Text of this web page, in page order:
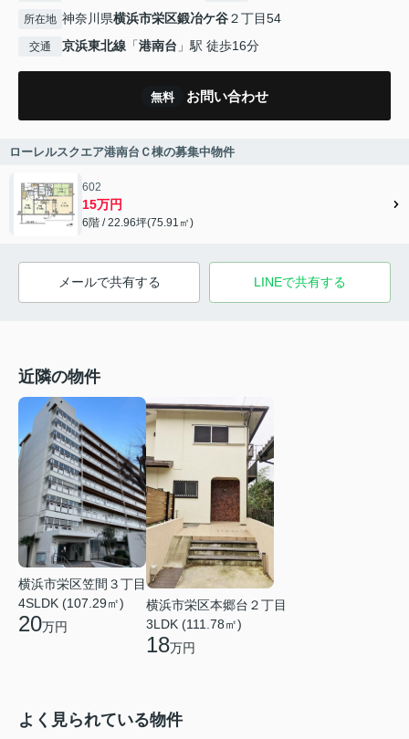
所在地 神奈川県横浜市栄区鍛冶ケ谷２丁目54
交通 京浜東北線 「港南台 」駅 徒歩16分
無料 お問い合わせ
ローレルスクエア港南台Ｃ棟の募集中物件
602
15万円
6階 / 22.96坪(75.91㎡)
メールで共有する LINEで共有する
近隣の物件
横浜市栄区笠間３丁目
4SLDK (107.29㎡)
20万円
横浜市栄区本郷台２丁目
3LDK (111.78㎡)
18万円
よく見られている物件